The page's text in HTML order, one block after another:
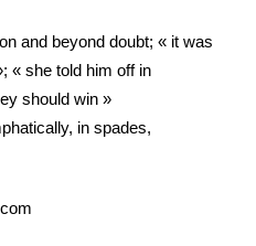
and beyond doubt; « it was
« she told him off in
should win »
in spades,